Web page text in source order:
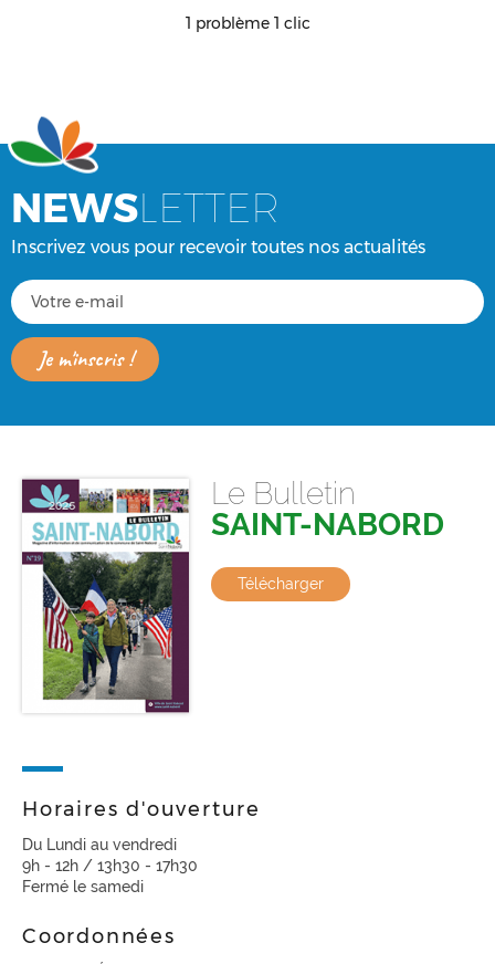
1 problème 1 clic
NEWSLETTER
Inscrivez vous pour recevoir toutes nos actualités
Le Bulletin
SAINT-NABORD
Télécharger
Horaires d'ouverture
Du Lundi au vendredi
9h - 12h / 13h30 - 17h30
Fermé le samedi
Coordonnées